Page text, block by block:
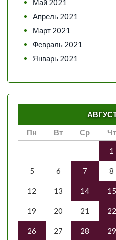
Май 2021
Апрель 2021
Март 2021
Февраль 2021
Январь 2021
Пн
Вт Ср Чт
1
5 6 7 8
12 13 14 15
19 20 21 22
26 27 28 29